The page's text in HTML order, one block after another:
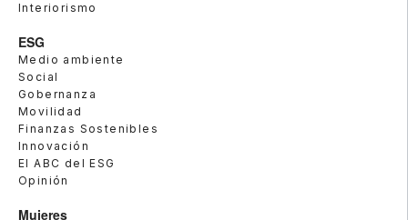
Interiorismo
ESG
Medio ambiente
Social
Gobernanza
Movilidad
Finanzas Sostenibles
Innovación
El ABC del ESG
Opinión
Mujeres